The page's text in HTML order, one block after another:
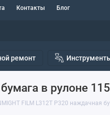
Контакты Блог
ремонт
в рулоне
FILM L312T Р320 наждачная